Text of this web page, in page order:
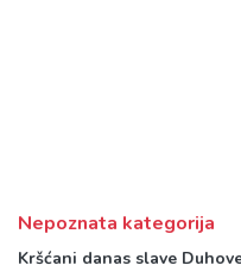
Nepoznata kategorija
Kršćani danas slave